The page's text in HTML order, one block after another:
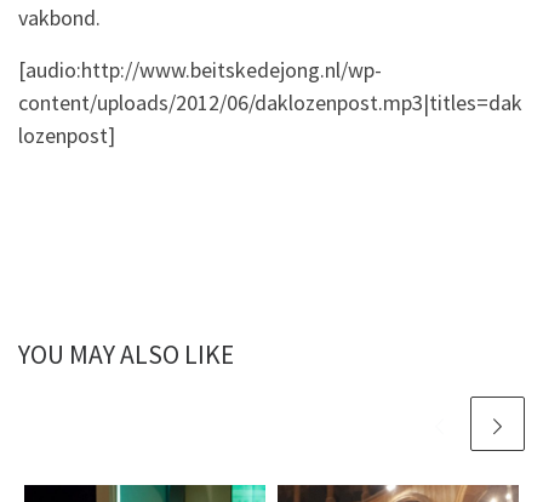
vakbond.
[audio:http://www.beitskedejong.nl/wp-
content/uploads/2012/06/daklozenpost.mp3|titles=dak
lozenpost]
YOU MAY ALSO LIKE